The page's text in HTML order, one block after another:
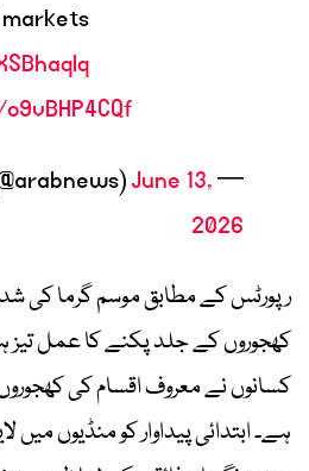
— Arab News (@arabnews)
June 13,
2026
رپورٹس کے مطابق موسم گرما کی
کھجوروں کے جلد پکنے کا عمل
کسانوں نے معروف اقسام کی
ہے۔ ابتدائی پیداوار کو منڈیوں میں